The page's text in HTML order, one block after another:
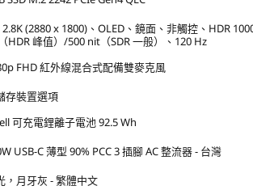
(2880 x 1800)、OLED、鏡面、非觸控、HDR
HDR 峰值）/500 nit（SDR 一般）、120 Hz
FHD 紅外線混合式配備雙麥克風
存裝置選項
可充電鋰離子電池 92.5 Wh
USB-C 薄型 90% PCC 3 插腳 AC 整流器 - 台灣
，月牙灰 - 繁體中文